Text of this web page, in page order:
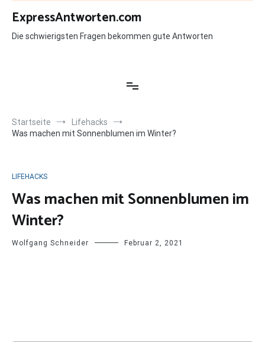
Zum
Inhalt
springen
ExpressAntworten.com
Die schwierigsten Fragen bekommen gute Antworten
Startseite
Lifehacks
Was machen mit Sonnenblumen im Winter?
LIFEHACKS
Was machen mit Sonnenblumen im
Winter?
Wolfgang Schneider Februar 2, 2021